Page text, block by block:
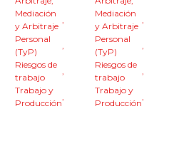
Mediación
y Arbitraje
,
Personal
(TyP)
,
Riesgos de
trabajo
,
Trabajo y
Producción
,
Mediación
y Arbitraje
,
Personal
(TyP)
,
Riesgos de
trabajo
,
Trabajo y
Producción
,